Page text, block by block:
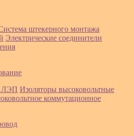
штекерного монтажа
Электрические соединители
ЛЭП Изоляторы высоковольтные
коммутационное